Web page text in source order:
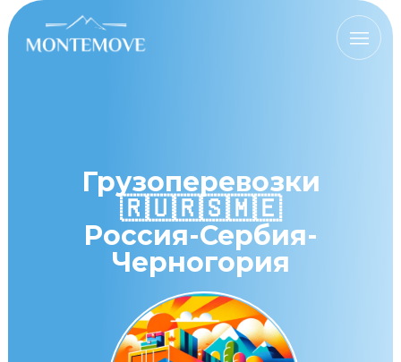
III
Грузоперевозки
🇷🇺🇷🇸🇲🇪
Россия-Сербия-
Черногория